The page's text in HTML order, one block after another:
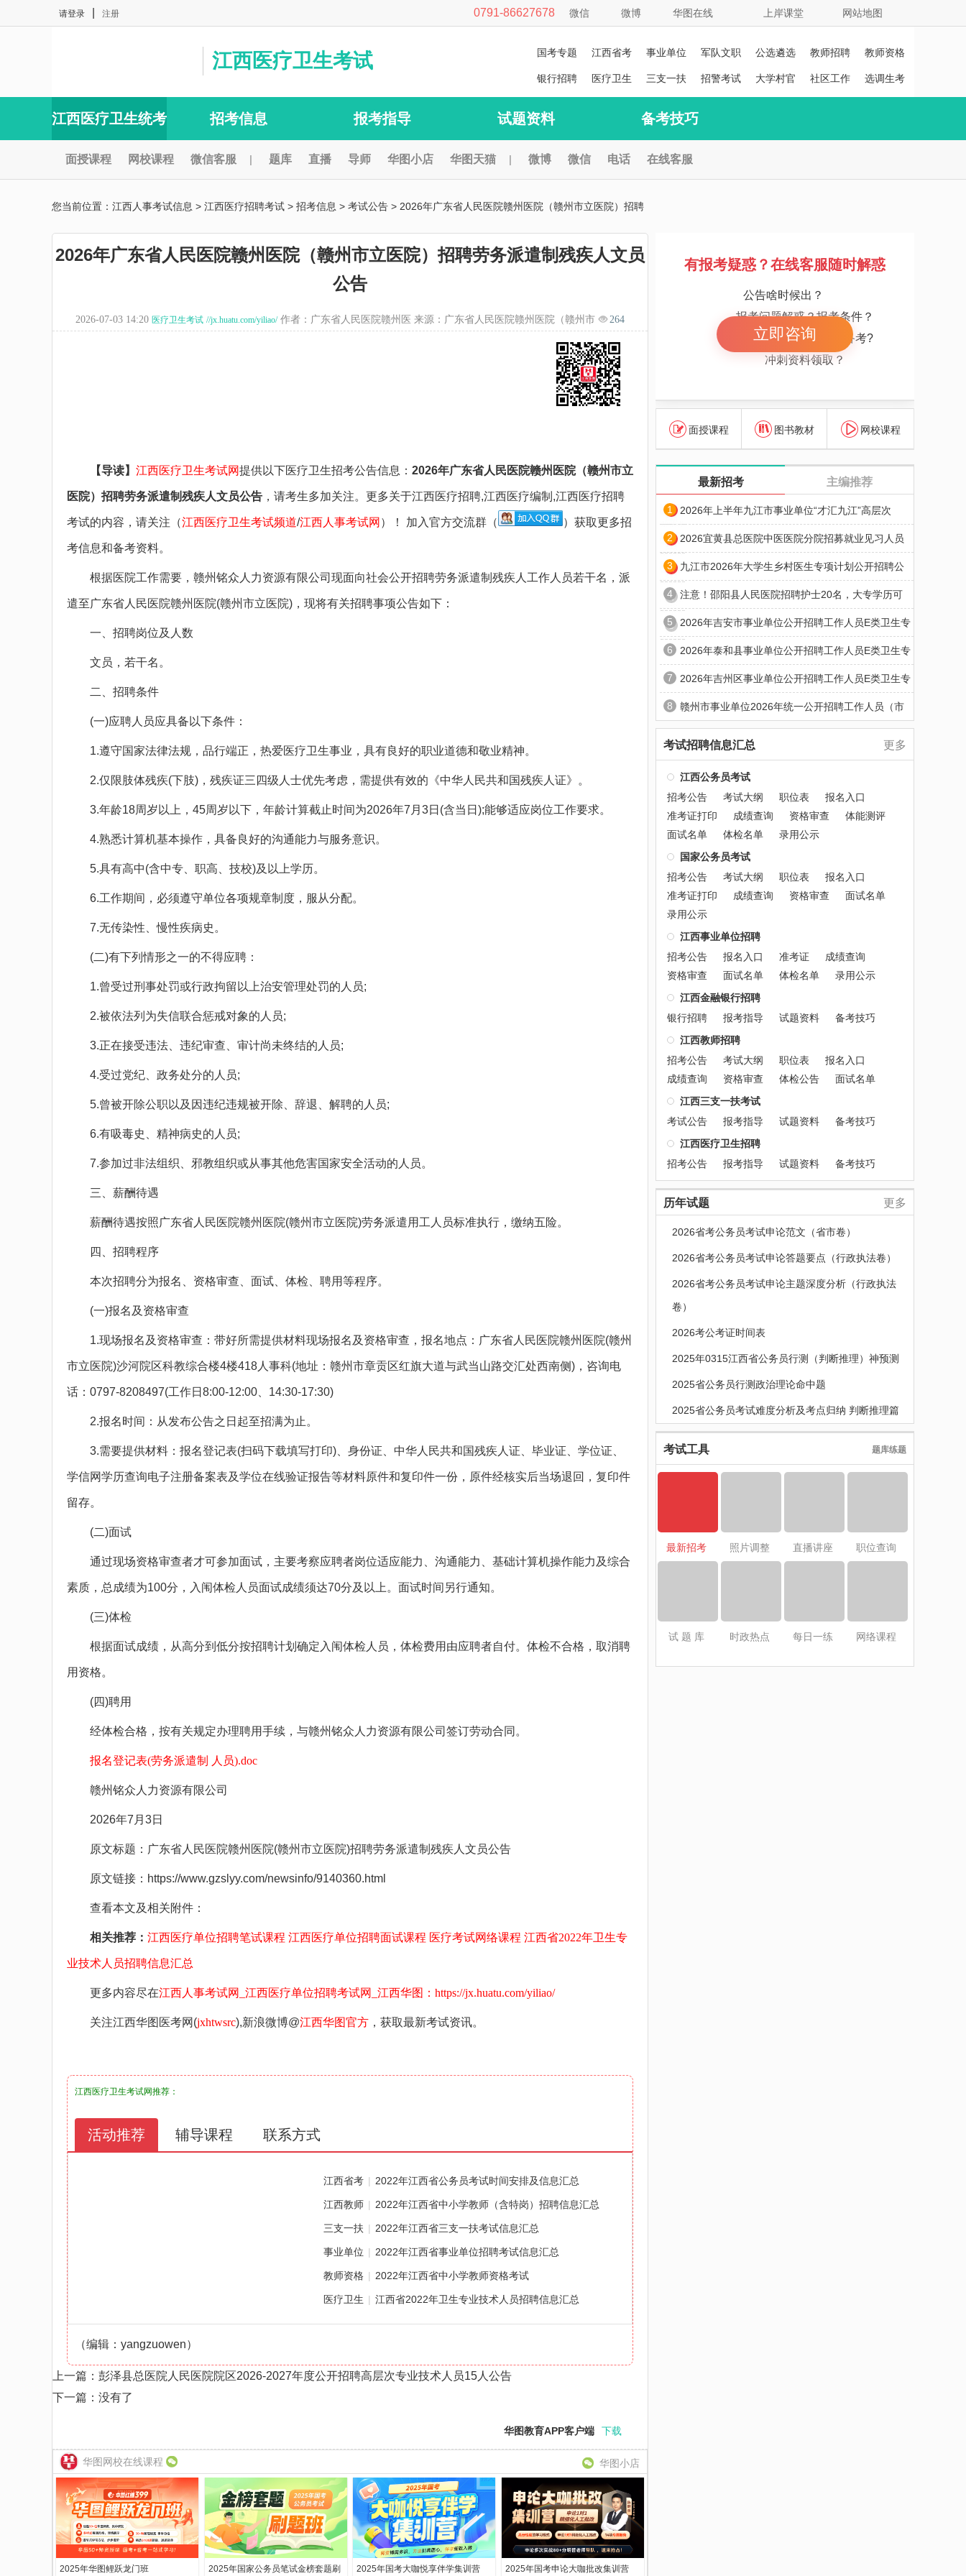
请登录 注册 微信 微博 华图在线 上岸课堂 网站地图
0791-86627678
江西医疗卫生考试 国考专题 江西省考 事业单位 军队文职 公选遴选 教师招聘
教师资格
证
银行招聘 医疗卫生 三支一扶 招警考试 大学村官
社区工作
选调生考
江西医疗卫生统考 招考信息 报考指导 试题资料 备考技巧
面授课程 网校课程 微信客服 | 题库 直播 导师 华图小店 华图天猫 | 微博 微信 电话 在线客服
您当前位置： 江西人事考试信息 > 江西医疗招聘考试 > 招考信息 > 考试公告 > 2026年广东省人民医院赣州医院（赣州市立医院）招聘
2026年广东省人民医院赣州医院（赣州市立医院）招聘劳务派遣制残疾人文员
公告
2026-07-03 14:20 医疗卫生考试 //jx.huatu.com/yiliao/作者：广东省人民医院赣州医 来源：广东省人民医院赣州医院（赣州市 264
【导读】 江西医疗卫生考试网提供以下医疗卫生招考公告信息： 2026年广东省人民医院赣州医院（赣州市立
医院）招聘劳务派遣制残疾人文员公告 ，请考生多加关注。更多关于江西医疗招聘,江西医疗编制,江西医疗招聘
考试的内容，请关注（江西医疗卫生考试频道/江西人事考试网 ）！ 加入官方交流群（ ）获取更多招
考信息和备考资料。
根据医院工作需要，赣州铭众人力资源有限公司现面向社会公开招聘劳务派遣制残疾人工作人员若干名，派
遣至广东省人民医院赣州医院(赣州市立医院)，现将有关招聘事项公告如下：
一、招聘岗位及人数
文员，若干名。
二、招聘条件
(一)应聘人员应具备以下条件：
1.遵守国家法律法规，品行端正，热爱医疗卫生事业，具有良好的职业道德和敬业精神。
2.仅限肢体残疾(下肢)，残疾证三四级人士优先考虑，需提供有效的《中华人民共和国残疾人证》。
3.年龄18周岁以上，45周岁以下，年龄计算截止时间为2026年7月3日(含当日);能够适应岗位工作要求。
4.熟悉计算机基本操作，具备良好的沟通能力与服务意识。
5.具有高中(含中专、职高、技校)及以上学历。
6.工作期间，必须遵守单位各项规章制度，服从分配。
7.无传染性、慢性疾病史。
(二)有下列情形之一的不得应聘：
1.曾受过刑事处罚或行政拘留以上治安管理处罚的人员;
2.被依法列为失信联合惩戒对象的人员;
3.正在接受违法、违纪审查、审计尚未终结的人员;
4.受过党纪、政务处分的人员;
5.曾被开除公职以及因违纪违规被开除、辞退、解聘的人员;
6.有吸毒史、精神病史的人员;
7.参加过非法组织、邪教组织或从事其他危害国家安全活动的人员。
三、薪酬待遇
薪酬待遇按照广东省人民医院赣州医院(赣州市立医院)劳务派遣用工人员标准执行，缴纳五险。
四、招聘程序
本次招聘分为报名、资格审查、面试、体检、聘用等程序。
(一)报名及资格审查
1.现场报名及资格审查：带好所需提供材料现场报名及资格审查，报名地点：广东省人民医院赣州医院(赣州
市立医院)沙河院区科教综合楼4楼418人事科(地址：赣州市章贡区红旗大道与武当山路交汇处西南侧)，咨询电
话：0797-8208497(工作日8:00-12:00、14:30-17:30)
2.报名时间：从发布公告之日起至招满为止。
3.需要提供材料：报名登记表(扫码下载填写打印)、身份证、中华人民共和国残疾人证、毕业证、学位证、
学信网学历查询电子注册备案表及学位在线验证报告等材料原件和复印件一份，原件经核实后当场退回，复印件
留存。
(二)面试
通过现场资格审查者才可参加面试，主要考察应聘者岗位适应能力、沟通能力、基础计算机操作能力及综合
素质，总成绩为100分，入闱体检人员面试成绩须达70分及以上。面试时间另行通知。
(三)体检
根据面试成绩，从高分到低分按招聘计划确定入闱体检人员，体检费用由应聘者自付。体检不合格，取消聘
用资格。
(四)聘用
经体检合格，按有关规定办理聘用手续，与赣州铭众人力资源有限公司签订劳动合同。
报名登记表(劳务派遣制 人员).doc
赣州铭众人力资源有限公司
2026年7月3日
原文标题：广东省人民医院赣州医院(赣州市立医院)招聘劳务派遣制残疾人文员公告
原文链接：https://www.gzslyy.com/newsinfo/9140360.html
查看本文及相关附件：
相关推荐： 江西医疗单位招聘笔试课程 江西医疗单位招聘面试课程 医疗考试网络课程 江西省2022年卫生专
业技术人员招聘信息汇总
更多内容尽在江西人事考试网_江西医疗单位招聘考试网_江西华图：https://jx.huatu.com/yiliao/
关注江西华图医考网(jxhtwsrc),新浪微博@江西华图官方 ，获取最新考试资讯。
江西医疗卫生考试网推荐：
活动推荐 辅导课程 联系方式
江西省考 | 2022年江西省公务员考试时间安排及信息汇总
江西教师 | 2022年江西省中小学教师（含特岗）招聘信息汇总
三支一扶 | 2022年江西省三支一扶考试信息汇总
事业单位 | 2022年江西省事业单位招聘考试信息汇总
教师资格 | 2022年江西省中小学教师资格考试
医疗卫生 | 江西省2022年卫生专业技术人员招聘信息汇总
（编辑：yangzuowen）
上一篇： 彭泽县总医院人民医院院区2026-2027年度公开招聘高层次专业技术人员15人公告
下一篇：没有了
华图教育APP客户端 下载
华图网校在线课程 华图小店
2025年华图鲤跃龙门班 2025年国家公务员笔试金榜套题刷 2025年国考大咖悦享伴学集训营 2025年国考申论大咖批改集训营
有报考疑惑？在线客服随时解惑
公告啥时候出？
报考问题解惑？报考条件？
报考岗位解惑 怎么备考?
冲刺资料领取？
立即咨询
面授课程 图书教材 网校课程
最新招考 主编推荐
1 2026年上半年九江市事业单位“才汇九江”高层次
2 2026宜黄县总医院中医医院分院招募就业见习人员
3 九江市2026年大学生乡村医生专项计划公开招聘公
4 注意！邵阳县人民医院招聘护士20名，大专学历可
5 2026年吉安市事业单位公开招聘工作人员E类卫生专
6 2026年泰和县事业单位公开招聘工作人员E类卫生专
7 2026年吉州区事业单位公开招聘工作人员E类卫生专
8 赣州市事业单位2026年统一公开招聘工作人员（市
考试招聘信息汇总 更多
江西公务员考试
招考公告
考试大纲 职位表
报名入口
准考证打印
成绩查询 资格审查
体能测评
面试名单
体检名单
录用公示
国家公务员考试
招考公告
考试大纲 职位表
报名入口
准考证打印
成绩查询 资格审查
面试名单
录用公示
江西事业单位招聘
招考公告
报名入口 准考证
成绩查询
资格审查
面试名单 体检名单
录用公示
江西金融银行招聘
银行招聘
报考指导 试题资料
备考技巧
江西教师招聘
招考公告
考试大纲 职位表
报名入口
成绩查询
资格审查 体检公告
面试名单
江西三支一扶考试
考试公告
报考指导 试题资料
备考技巧
江西医疗卫生招聘
招考公告
报考指导 试题资料 备考技巧
历年试题 更多
2026省考公务员考试申论范文（省市卷）
2026省考公务员考试申论答题要点（行政执法卷）
2026省考公务员考试申论主题深度分析（行政执法
卷）
2026考公考证时间表
2025年0315江西省公务员行测（判断推理）神预测
2025省公务员行测政治理论命中题
2025省公务员考试难度分析及考点归纳 判断推理篇
考试工具 题库练题
最新招考 照片调整 直播讲座 职位查询
试 题 库 时政热点 每日一练 网络课程